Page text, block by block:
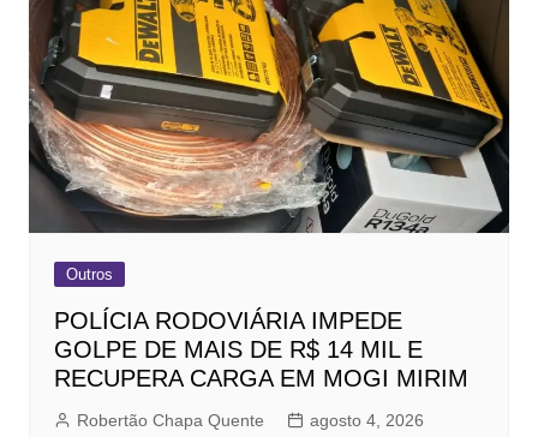
Outros
POLÍCIA RODOVIÁRIA IMPEDE
GOLPE DE MAIS DE R$ 14 MIL E
RECUPERA CARGA EM MOGI MIRIM
Robertão Chapa Quente
agosto 4, 2026